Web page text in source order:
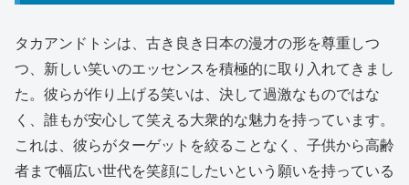
タカアンドトシは、古き良き日本の漫才の形を尊重しつ
つ、新しい笑いのエッセンスを積極的に取り入れてきまし
た。彼らが作り上げる笑いは、決して過激なものではな
く、誰もが安心して笑える大衆的な魅力を持っています。
これは、彼らがターゲットを絞ることなく、子供から高齢
者まで幅広い世代を笑顔にしたいという願いを持っている